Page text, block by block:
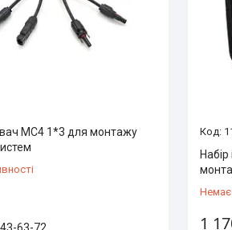
МС4 1*3 для монтажу
Немає
1